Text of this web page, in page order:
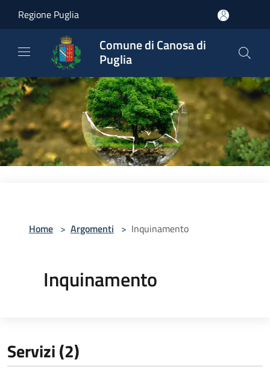
Regione Puglia
Comune di Canosa di
Puglia
Home > Argomenti > Inquinamento
Inquinamento
Servizi (2)